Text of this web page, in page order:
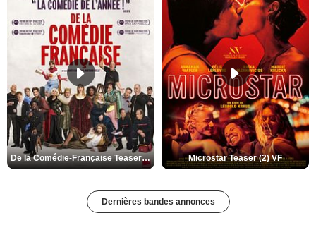
De la Comédie-Française Teaser (3) VF Microstar Teaser (2) VF
Dernières bandes annonces